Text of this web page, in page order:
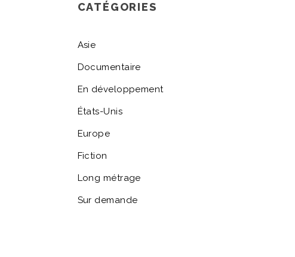
CATÉGORIES
Asie
Documentaire
En développement
États-Unis
Europe
Fiction
Long métrage
Sur demande